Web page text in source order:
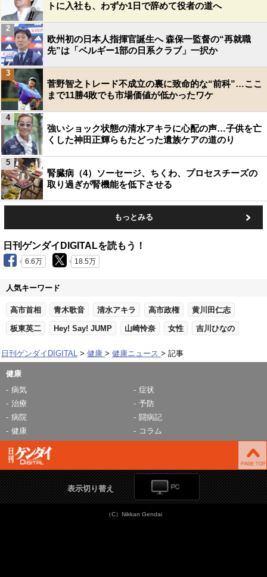
トに入社も、わずか1日で辞めて役者の道へ
欧州初の日本人指揮官誕生へ 森保一監督の“再就職
先”は「ベルギー1部の日系クラブ」一択か
2
菅野智之トレード不成立の裏に致命的な“前科”…ここ
まで11勝4敗でも市場価値が低かったワケ
3
強いショック状態の清水アキラに心配の声…子供を亡
くした神田正輝らもたどった遺族ケアの道のり
4
腎臓病（4）ソーセージ、ちくわ、プロセスチーズの
取り過ぎが腎機能を低下させる
5
もっとみる
日刊ゲンダイDIGITALを読もう！
6.6万 18.5万
人気キーワード
高市首相 青木歌音 清水アキラ 高市政権 黄川田仁志
板東英二 Hey! Say! JUMP 山崎怜奈 女性 吉川ひなの
日刊ゲンダイDIGITAL 健康 健康ニュース 記事
健康
病気
症状
治療
予防
病院
闘病記
健康
コラム
表示切り替え
（C）Nikkan Gendai